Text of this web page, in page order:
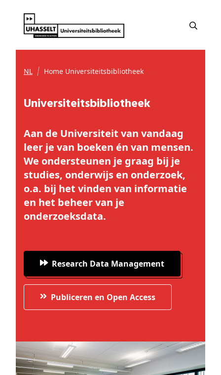
NL Home Universiteitsbibliotheek
Universiteitsbibliotheek
Aan de Universiteit van vandaag
leer je van boeken én van mensen.
We ondersteunen je graag bij je
studies, onderwijs en onderzoek,
o.a. bij het vinden van informatie
en het beheer van je
onderzoeksdata.
Research Data Management
Publiceren en Open Access